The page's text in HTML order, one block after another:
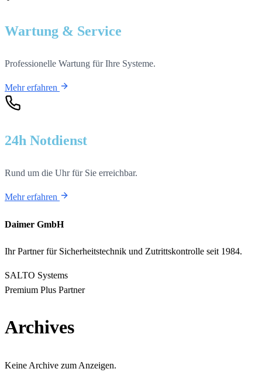
Wartung & Service
Professionelle Wartung für Ihre Systeme.
Mehr erfahren
24h Notdienst
Rund um die Uhr für Sie erreichbar.
Mehr erfahren
Daimer GmbH
Ihr Partner für Sicherheitstechnik und Zutrittskontrolle seit 1984.
SALTO Systems
Premium Plus Partner
Archives
Keine Archive zum Anzeigen.